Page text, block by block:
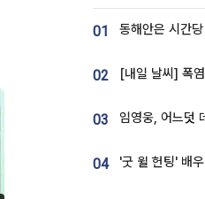
01
02
03
04